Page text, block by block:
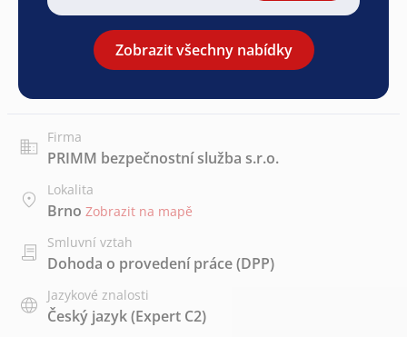
Zobrazit všechny nabídky
Firma
PRIMM bezpečnostní služba s.r.o.
Lokalita
Brno Zobrazit na mapě
Smluvní vztah
Dohoda o provedení práce (DPP)
Jazykové znalosti
Český jazyk(Expert C2)